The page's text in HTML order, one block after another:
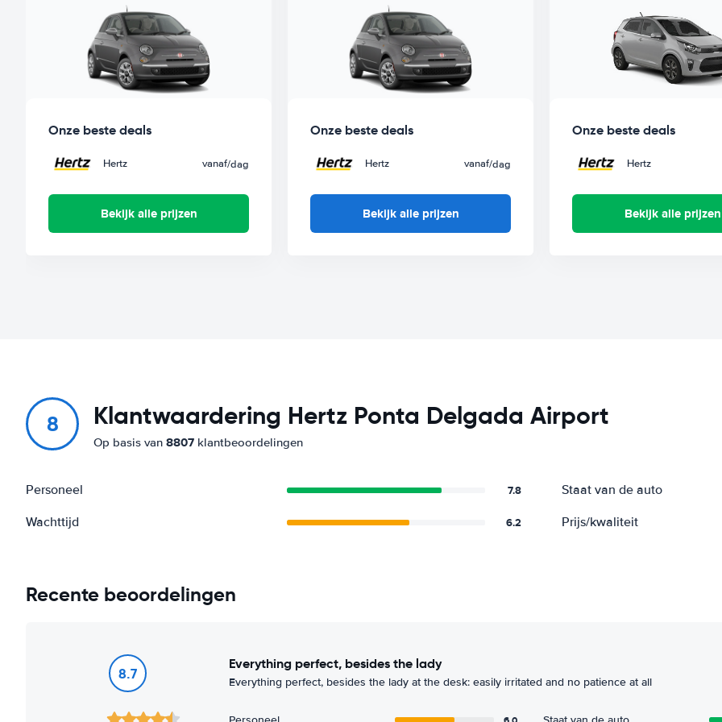
Onze beste deals
Hertz vanaf/dag
Bekijk alle prijzen
Onze beste deals
Hertz vanaf/dag
Bekijk alle prijzen
Onze beste deals
Hertz
Bekijk alle prijzen
8 Klantwaardering Hertz Ponta Delgada Airport
Op basis van 8807 klantbeoordelingen
Personeel 7.8
Staat van de auto
Wachttijd
6.2 Prijs/kwaliteit
Recente beoordelingen
8.7
Everything perfect, besides the lady
Everything perfect, besides the lady at the desk: easily irritated and no patience at all